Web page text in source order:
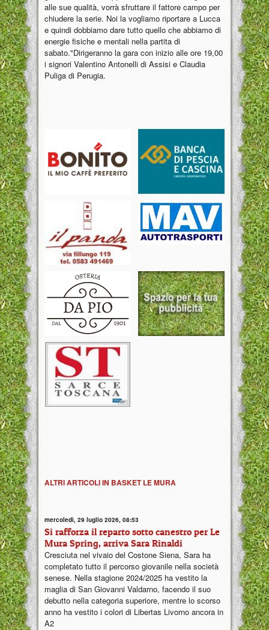
alle sue qualità, vorrà sfruttare il fattore campo per
chiudere la serie. Noi la vogliamo riportare a Lucca
e quindi dobbiamo dare tutto quello che abbiamo di
energie fisiche e mentali nella partita di
sabato."Dirigeranno la gara con inizio alle ore 19,00
i signori Valentino Antonelli di Assisi e Claudia
Puliga di Perugia.
ALTRI ARTICOLI IN BASKET LE MURA
mercoledì, 29 luglio 2026, 08:53
Si rafforza il reparto sotto canestro per Le
Mura Spring, arriva Sara Rinaldi
Cresciuta nel vivaio del Costone Siena, Sara ha
completato tutto il percorso giovanile nella società
senese. Nella stagione 2024/2025 ha vestito la
maglia di San Giovanni Valdarno, facendo il suo
debutto nella categoria superiore, mentre lo scorso
anno ha vestito i colori di Libertas Livorno ancora in
A2